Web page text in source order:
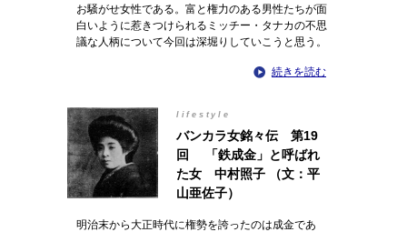
お騒がせ女性である。富と権力のある男性たちが面
白いように惹きつけられるミッチー・タナカの不思
議な人柄について今回は深堀りしていこうと思う。
続きを読む
lifestyle
バンカラ女銘々伝 第19
回 「鉄成金」と呼ばれ
た女 中村照子 （文：平
山亜佐子）
明治末から大正時代に権勢を誇ったのは成金であ